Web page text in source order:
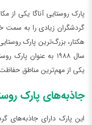
پارک روستایی آناگا یکی
هکتار، بزرگ‌ترین پارک
سال ۱۹۸۸ به عنوان
یکی از مهم‌ترین مناطق
جاذبه‌های پارک
این پارک دارای جاذبه‌های